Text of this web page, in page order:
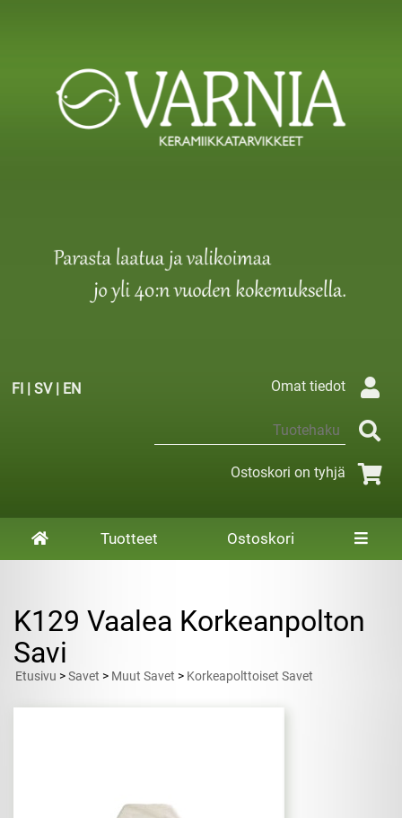
FI | SV| EN Omat tiedot
Ostoskori on tyhjä
Tuotteet Ostoskori
K129 Vaalea Korkeanpolton
Savi
Etusivu >Savet > Muut Savet > Korkeapolttoiset Savet